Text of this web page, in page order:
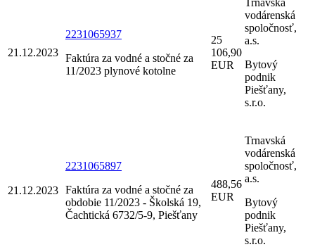
21.12.2023
2231065937
Faktúra za vodné a stočné za
11/2023 plynové kotolne
25
106,90
EUR
vodárenská
spoločnosť,
a.s.
Bytový
podnik
Piešťany,
s.r.o.
21.12.2023
2231065897
Faktúra za vodné a stočné za
obdobie 11/2023 - Školská 19,
Čachtická 6732/5-9, Piešťany
488,56
EUR
Trnavská
vodárenská
spoločnosť,
a.s.
Bytový
podnik
Piešťany,
s.r.o.